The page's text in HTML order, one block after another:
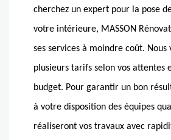
cherchez un expert pour la pose
votre intérieure, MASSON
ses services à moindre coût. Nous
plusieurs tarifs selon vos attentes
budget. Pour garantir un bon
à votre disposition des équipes
réaliseront vos travaux avec